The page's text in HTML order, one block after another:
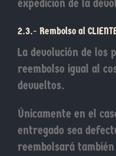
expedición de la
2.3.- Rembolso al
La devolución de los
reembolso igual al
devueltos.
Únicamente en el
entregado sea
reembolsará